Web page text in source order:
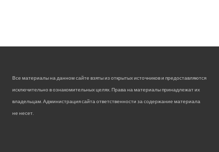
Все материалы на данном сайте взяты из открытых источников и предоставляются
исключительно в ознакомительных целях. Права на материалы принадлежат их
владельцам. Администрация сайта ответственности за содержание материала
не несет.